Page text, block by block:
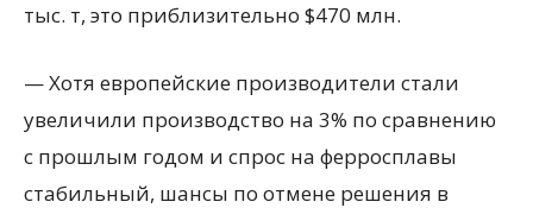
тыс. т, это приблизительно $470 млн.
— Хотя европейские производители стали
увеличили производство на 3% по сравнению
с прошлым годом и спрос на ферросплавы
стабильный, шансы по отмене решения в